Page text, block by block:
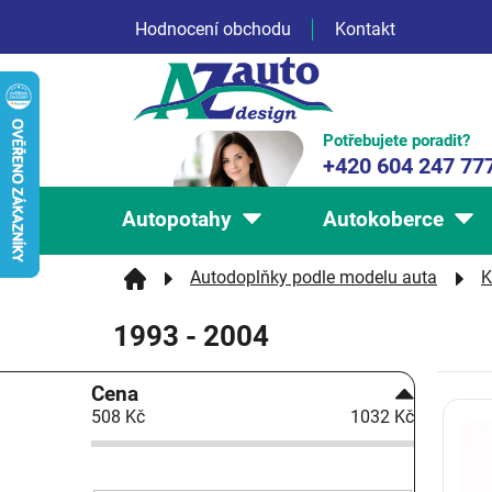
obsah
Hodnocení obchodu Kontakt
Potřebujete poradit?
+420 604 247
Autopotahy Autokoberce
Autodoplňky podle modelu auta
1993 - 2004
P
o
s
t
Cena
508 Kč 1032 Kč
V